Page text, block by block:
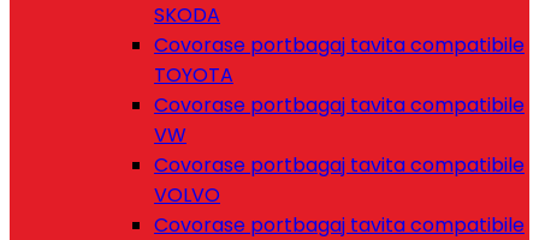
SKODA
Covorase portbagaj tavita compatibile
TOYOTA
Covorase portbagaj tavita compatibile
VW
Covorase portbagaj tavita compatibile
VOLVO
Covorase portbagaj tavita compatibile